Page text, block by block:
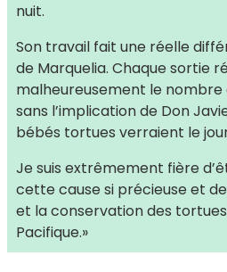
nuit.
Son travail fait une réelle
de Marquelia. Chaque sortie
malheureusement le nombre
sans l’implication de Don
bébés tortues verraient le
Je suis extrêmement fière
cette cause si précieuse et
et la conservation des
Pacifique.»